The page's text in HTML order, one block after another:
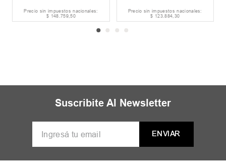
Precio sin impuestos nacionales:
$ 148.759,50
Precio sin impuestos nacionales:
$ 123.884,30
Suscribite Al Newsletter
ENVIAR